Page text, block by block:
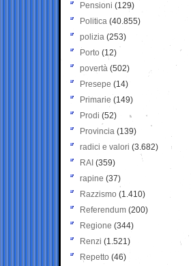
Pensioni (129)
Politica (40.855)
polizia (253)
Porto (12)
povertà (502)
Presepe (14)
Primarie (149)
Prodi (52)
Provincia (139)
radici e valori (3.682)
RAI (359)
rapine (37)
Razzismo (1.410)
Referendum (200)
Regione (344)
Renzi (1.521)
Repetto (46)